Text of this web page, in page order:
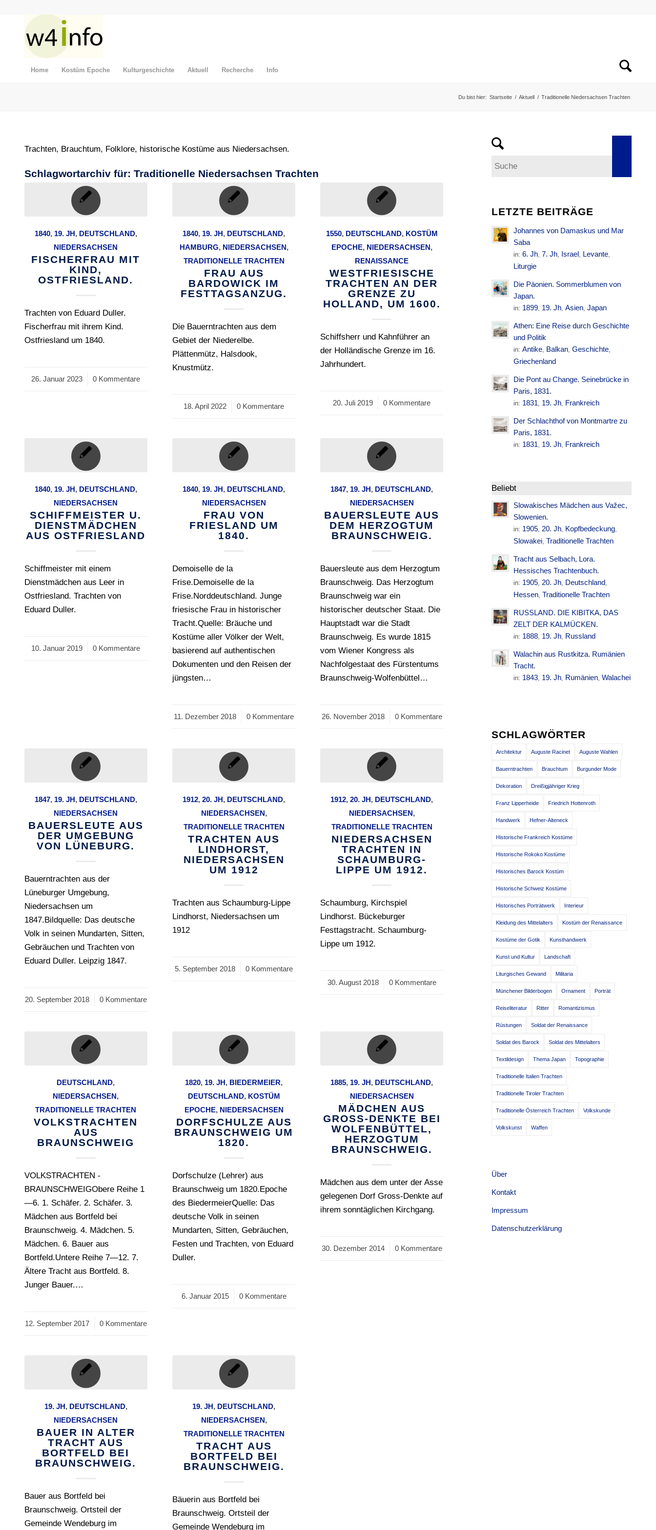
Home Kostüm Epoche Kulturgeschichte Aktuell Recherche Info
Du bist hier: Startseite / Aktuell / Traditionelle Niedersachsen Trachten
Trachten, Brauchtum, Folklore, historische Kostüme aus Niedersachsen.
Schlagwortarchiv für: Traditionelle Niedersachsen Trachten
1840, 19. JH, DEUTSCHLAND,
NIEDERSACHSEN
FISCHERFRAU MIT
KIND,
OSTFRIESLAND.
Trachten von Eduard Duller.
Fischerfrau mit ihrem Kind.
Ostfriesland um 1840.
26. Januar 2023
/ 0 Kommentare
1840, 19. JH, DEUTSCHLAND,
HAMBURG, NIEDERSACHSEN,
TRADITIONELLE TRACHTEN
FRAU AUS
BARDOWICK IM
FESTTAGSANZUG.
Die Bauerntrachten aus dem
Gebiet der Niederelbe.
Plättenmütz, Halsdook,
Knustmütz.
18. April 2022
/ 0 Kommentare
1550, DEUTSCHLAND, KOSTÜM
EPOCHE, NIEDERSACHSEN,
RENAISSANCE
WESTFRIESISCHE
TRACHTEN AN DER
GRENZE ZU
HOLLAND, UM 1600.
Schiffsherr und Kahnführer an
der Holländische Grenze im 16.
Jahrhundert.
20. Juli 2019
/ 0 Kommentare
1840, 19. JH, DEUTSCHLAND,
NIEDERSACHSEN
SCHIFFMEISTER U.
DIENSTMÄDCHEN
AUS OSTFRIESLAND
Schiffmeister mit einem
Dienstmädchen aus Leer in
Ostfriesland. Trachten von
Eduard Duller.
10. Januar 2019
/ 0 Kommentare
1840, 19. JH, DEUTSCHLAND,
NIEDERSACHSEN
FRAU VON
FRIESLAND UM
1840.
Demoiselle de la
Frise.Demoiselle de la
Frise.Norddeutschland. Junge
friesische Frau in historischer
Tracht.Quelle: Bräuche und
Kostüme aller Völker der Welt,
basierend auf authentischen
Dokumenten und den Reisen der
jüngsten…
11. Dezember 2018
/ 0 Kommentare
1847, 19. JH, DEUTSCHLAND,
NIEDERSACHSEN
BAUERSLEUTE AUS
DEM HERZOGTUM
BRAUNSCHWEIG.
Bauersleute aus dem Herzogtum
Braunschweig. Das Herzogtum
Braunschweig war ein
historischer deutscher Staat. Die
Hauptstadt war die Stadt
Braunschweig. Es wurde 1815
vom Wiener Kongress als
Nachfolgestaat des Fürstentums
Braunschweig-Wolfenbüttel…
26. November 2018
/ 0 Kommentare
1847, 19. JH, DEUTSCHLAND,
NIEDERSACHSEN
BAUERSLEUTE AUS
DER UMGEBUNG
VON LÜNEBURG.
Bauerntrachten aus der
Lüneburger Umgebung,
Niedersachsen um
1847.Bildquelle: Das deutsche
Volk in seinen Mundarten, Sitten,
Gebräuchen und Trachten von
Eduard Duller. Leipzig 1847.
20. September 2018
/ 0 Kommentare
1912,20. JH, DEUTSCHLAND,
NIEDERSACHSEN,
TRADITIONELLE TRACHTEN
TRACHTEN AUS
LINDHORST,
NIEDERSACHSEN
UM 1912
Trachten aus Schaumburg-Lippe
Lindhorst, Niedersachsen um
1912
5. September 2018
/ 0 Kommentare
1912,20. JH, DEUTSCHLAND,
NIEDERSACHSEN,
TRADITIONELLE TRACHTEN
NIEDERSACHSEN
TRACHTEN IN
SCHAUMBURG-
LIPPE UM 1912.
Schaumburg, Kirchspiel
Lindhorst. Bückeburger
Festtagstracht. Schaumburg-
Lippe um 1912.
30. August 2018
/ 0 Kommentare
DEUTSCHLAND,
NIEDERSACHSEN,
TRADITIONELLE TRACHTEN
VOLKSTRACHTEN
AUS
BRAUNSCHWEIG
VOLKSTRACHTEN -
BRAUNSCHWEIGObere Reihe 1
—6. 1. Schäfer. 2. Schäfer. 3.
Mädchen aus Bortfeld bei
Braunschweig. 4. Mädchen. 5.
Mädchen. 6. Bauer aus
Bortfeld.Untere Reihe 7—12. 7.
Ältere Tracht aus Bortfeld. 8.
Junger Bauer.…
12. September 2017
/ 0 Kommentare
1820, 19. JH, BIEDERMEIER,
DEUTSCHLAND, KOSTÜM
EPOCHE, NIEDERSACHSEN
DORFSCHULZE AUS
BRAUNSCHWEIG UM
1820.
Dorfschulze (Lehrer) aus
Braunschweig um 1820.Epoche
des BiedermeierQuelle: Das
deutsche Volk in seinen
Mundarten, Sitten, Gebräuchen,
Festen und Trachten, von Eduard
Duller.
6. Januar 2015
/ 0 Kommentare
1885, 19. JH, DEUTSCHLAND,
NIEDERSACHSEN
MÄDCHEN AUS
GROSS-DENKTE BEI
WOLFENBÜTTEL,
HERZOGTUM
BRAUNSCHWEIG.
Mädchen aus dem unter der Asse
gelegenen Dorf Gross-Denkte auf
ihrem sonntäglichen Kirchgang.
30. Dezember 2014
/ 0 Kommentare
19. JH, DEUTSCHLAND,
NIEDERSACHSEN
BAUER IN ALTER
TRACHT AUS
BORTFELD BEI
BRAUNSCHWEIG.
Bauer aus Bortfeld bei
Braunschweig. Ortsteil der
Gemeinde Wendeburg im
19. JH, DEUTSCHLAND,
NIEDERSACHSEN,
TRADITIONELLE TRACHTEN
TRACHT AUS
BORTFELD BEI
BRAUNSCHWEIG.
Bäuerin aus Bortfeld bei
Braunschweig. Ortsteil der
Gemeinde Wendeburg im
LETZTE BEITRÄGE
Johannes von Damaskus und Mar
Saba
in:6. Jh, 7. Jh, Israel, Levante,
Liturgie
Die Päonien. Sommerblumen von
Japan.
in: 1899, 19. Jh,Asien,Japan
Athen: Eine Reise durch Geschichte
und Politik
in:Antike, Balkan,Geschichte,
Griechenland
Die Pont au Change. Seinebrücke in
Paris, 1831.
in: 1831, 19. Jh, Frankreich
Der Schlachthof von Montmartre zu
Paris, 1831.
in: 1831, 19. Jh, Frankreich
Beliebt
Slowakisches Mädchen aus Važec,
Slowenien.
in: 1905,20. Jh, Kopfbedeckung,
Slowakei, Traditionelle Trachten
Tracht aus Selbach, Lora.
Hessisches Trachtenbuch.
in: 1905,20. Jh, Deutschland,
Hessen, Traditionelle Trachten
RUSSLAND. DIE KIBITKA, DAS
ZELT DER KALMÜCKEN.
in: 1888, 19. Jh, Russland
Walachin aus Rustkitza. Rumänien
Tracht.
in: 1843, 19. Jh, Rumänien,Walachei
SCHLAGWÖRTER
Architektur Auguste Racinet Auguste Wahlen
Bauerntrachten Brauchtum Burgunder Mode
Dekoration Dreißigjähriger Krieg
Franz Lipperheide Friedrich Hottenroth
Handwerk Hefner-Alteneck
Historische Frankreich Kostüme
Historische Rokoko Kostüme
Historisches Barock Kostüm
Historische Schweiz Kostüme
Historisches Porträtwerk Interieur
Kleidung des Mittelalters Kostüm der Renaissance
Kostüme der Gotik Kunsthandwerk
Kunst und Kultur Landschaft
Liturgisches Gewand Militaria
Münchener Bilderbogen Ornament Porträt
Reiseliteratur Ritter Romantizismus
Rüstungen Soldat der Renaissance
Soldat des Barock Soldat des Mittelalters
Textildesign Thema Japan Topographie
Traditionelle Italien Trachten
Traditionelle Tiroler Trachten
Traditionelle Österreich Trachten Volkskunde
Volkskunst Waffen
Über
Kontakt
Impressum
Datenschutzerklärung